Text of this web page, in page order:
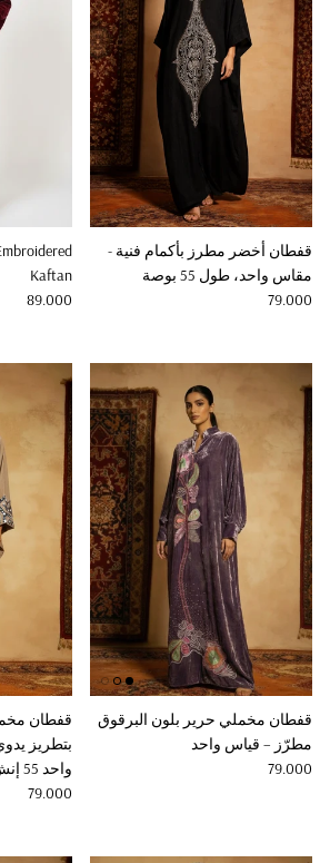
قفطان أخضر مطرز بأكمام فنية -
مقاس واحد، طول 55 بوصة
Regular price
79.000
Kaftan
Regular price
89.000
قفطان مخملي حرير بلون البرقوق
مطرّز – قياس واحد
Regular price
79.000
قفطان
بتطريز
واحد 55 إنش
Regular price
79.000